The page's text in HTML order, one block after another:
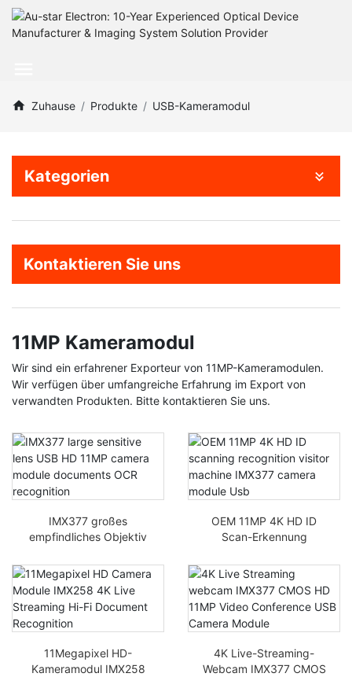
Zuhause Produkte USB-Kameramodul
Kategorien
Kontaktieren Sie uns
11MP Kameramodul
Wir sind ein erfahrener Exporteur von 11MP-Kameramodulen.
Wir verfügen über umfangreiche Erfahrung im Export von
verwandten Produkten. Bitte kontaktieren Sie uns.
IMX377 großes
empfindliches Objektiv
Kameramodul
dokumentiert OCR-
Erkennung
OEM 11MP 4K HD ID
Scan-Erkennung
Kameramodul USB
11Megapixel HD-
Kameramodul IMX258
4K Live-Streaming-
Webcam IMX377 CMOS